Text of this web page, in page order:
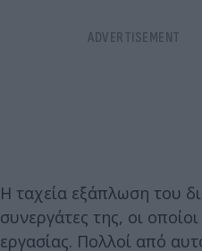
Η ταχεία εξάπλωση του
συνεργάτες της, οι
εργασίας. Πολλοί από